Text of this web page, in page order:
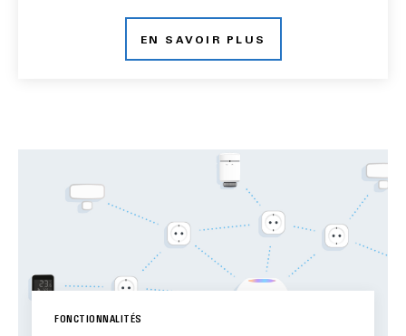
EN SAVOIR PLUS
FONCTIONNALITÉS